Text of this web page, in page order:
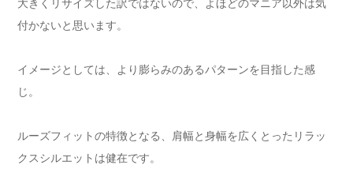
大きくリサイズした訳ではないので、よほどのマニア以外は気
付かないと思います。
イメージとしては、より膨らみのあるパターンを目指した感
じ。
ルーズフィットの特徴となる、肩幅と身幅を広くとったリラッ
クスシルエットは健在です。